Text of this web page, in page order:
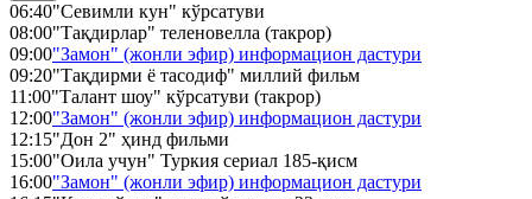
06:40"Севимли кун" кўрсатуви
08:00"Тақдирлар" теленовелла (такрор)
09:00"Замон" (жонли эфир) информацион дастури
09:20"Тақдирми ё тасодиф" миллий фильм
11:00"Талант шоу" кўрсатуви (такрор)
12:00"Замон" (жонли эфир) информацион дастури
12:15"Дон 2" ҳинд фильми
15:00"Оила учун" Туркия сериал 185-қисм
16:00"Замон" (жонли эфир) информацион дастури